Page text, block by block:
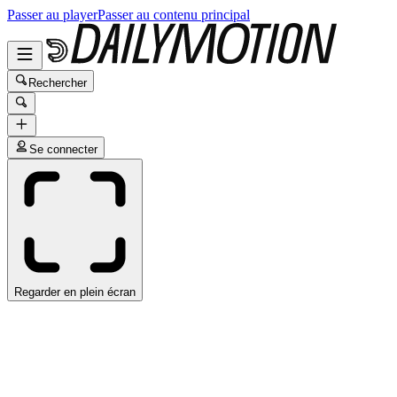
Passer au playerPasser au contenu principal
Rechercher
Se connecter
Regarder en plein écran